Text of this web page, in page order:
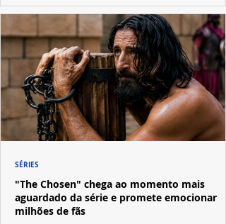
"The Chosen" chega ao momento mais
aguardado da série e promete emocionar
milhões de fãs
SÉRIES